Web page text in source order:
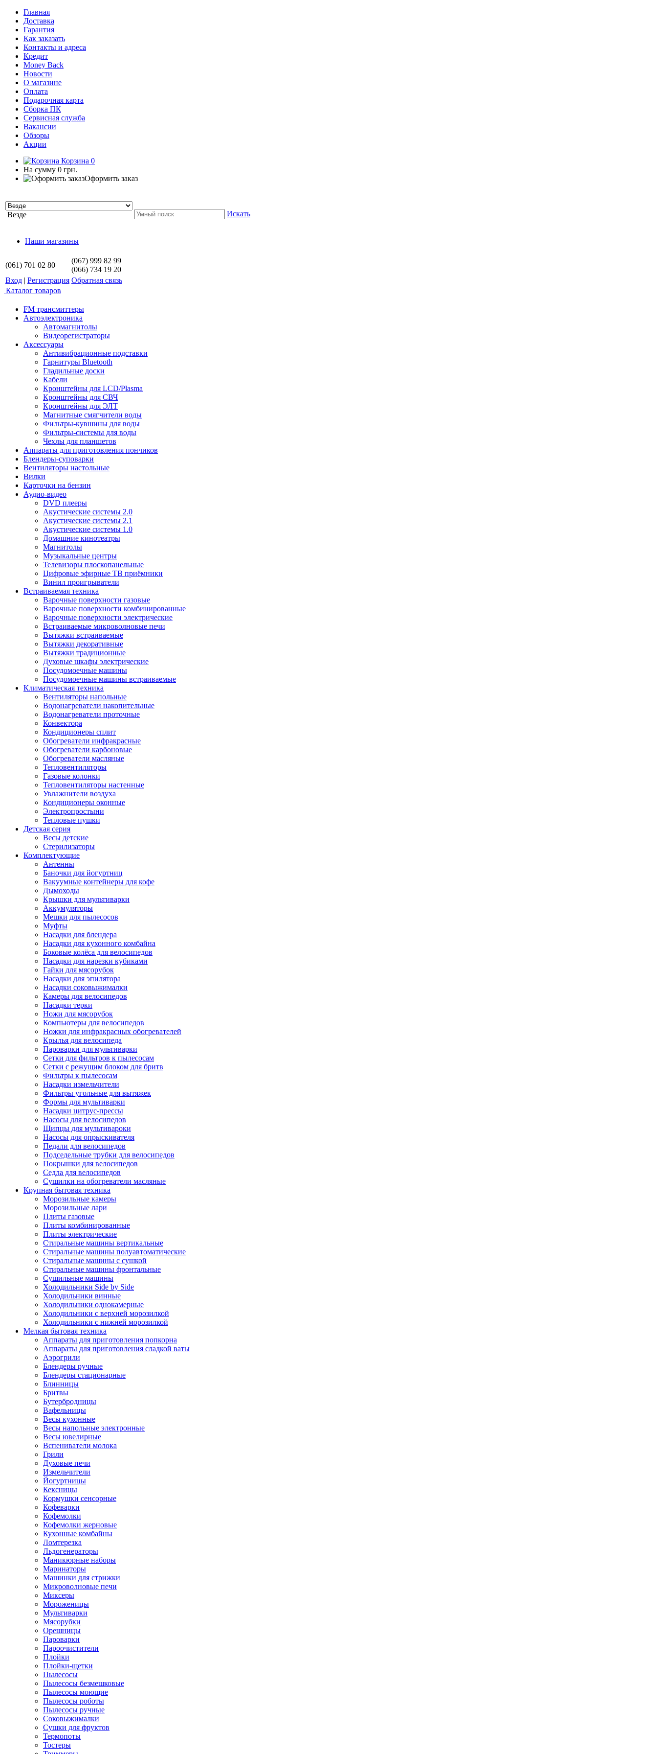
Главная
Доставка
Гарантия
Как заказать
Контакты и адреса
Кредит
Money Back
Новости
О магазине
Оплата
Подарочная карта
Сборка ПК
Сервисная служба
Вакансии
Обзоры
Акции
Корзина 0
На сумму 0 грн.
Оформить заказ
Везде Искать
Наши магазины
(061) 701 02 80
(067) 999 82 99
(066) 734 19 20
Вход | Регистрация Обратная связь
Каталог товаров
FM трансмиттеры
Автоэлектроника
Автомагнитолы
Видеорегистраторы
Аксессуары
Антивибрационные подставки
Гарнитуры Bluetooth
Гладильные доски
Кабели
Кронштейны для LCD/Plasma
Кронштейны для СВЧ
Кронштейны для ЭЛТ
Магнитные смягчители воды
Фильтры-кувшины для воды
Фильтры-системы для воды
Чехлы для планшетов
Аппараты для приготовления пончиков
Блендеры-суповарки
Вентиляторы настольные
Вилки
Карточки на бензин
Аудио-видео
DVD плееры
Акустические системы 2.0
Акустические системы 2.1
Акустические системы 1.0
Домашние кинотеатры
Магнитолы
Музыкальные центры
Телевизоры плоскопанельные
Цифровые эфирные ТВ приёмники
Винил проигрыватели
Встраиваемая техника
Варочные поверхности газовые
Варочные поверхности комбинированные
Варочные поверхности электрические
Встраиваемые микроволновые печи
Вытяжки встраиваемые
Вытяжки декоративные
Вытяжки традиционные
Духовые шкафы электрические
Посудомоечные машины
Посудомоечные машины встраиваемые
Климатическая техника
Вентиляторы напольные
Водонагреватели накопительные
Водонагреватели проточные
Конвектора
Кондиционеры сплит
Обогреватели инфракрасные
Обогреватели карбоновые
Обогреватели масляные
Тепловентиляторы
Газовые колонки
Тепловентиляторы настенные
Увлажнители воздуха
Кондиционеры оконные
Электропростыни
Тепловые пушки
Детская серия
Весы детские
Стерилизаторы
Комплектующие
Антенны
Баночки для йогуртниц
Вакуумные контейнеры для кофе
Дымоходы
Крышки для мультиварки
Аккумуляторы
Мешки для пылесосов
Муфты
Насадки для блендера
Насадки для кухонного комбайна
Боковые колёса для велосипедов
Насадки для нарезки кубиками
Гайки для мясорубок
Насадки для эпилятора
Насадки соковыжималки
Камеры для велосипедов
Насадки терки
Ножи для мясорубок
Компьютеры для велосипедов
Ножки для инфракрасных обогревателей
Крылья для велосипеда
Пароварки для мультиварки
Сетки для фильтров к пылесосам
Сетки с режущим блоком для бритв
Фильтры к пылесосам
Насадки измельчители
Фильтры угольные для вытяжек
Формы для мультиварки
Насадки цитрус-прессы
Насосы для велосипедов
Щипцы для мультивароки
Насосы для опрыскивателя
Педали для велосипедов
Подседельные трубки для велосипедов
Покрышки для велосипедов
Седла для велосипедов
Сушилки на обогреватели масляные
Крупная бытовая техника
Морозильные камеры
Морозильные лари
Плиты газовые
Плиты комбинированные
Плиты электрические
Стиральные машины вертикальные
Стиральные машины полуавтоматические
Стиральные машины с сушкой
Стиральные машины фронтальные
Сушильные машины
Холодильники Side by Side
Холодильники винные
Холодильники однокамерные
Холодильники с верхней морозилкой
Холодильники с нижней морозилкой
Мелкая бытовая техника
Аппараты для приготовления попкорна
Аппараты для приготовления сладкой ваты
Аэрогрили
Блендеры ручные
Блендеры стационарные
Блинницы
Бритвы
Бутербродницы
Вафельницы
Весы кухонные
Весы напольные электронные
Весы ювелирные
Вспениватели молока
Грили
Духовые печи
Измельчители
Йогуртницы
Кексницы
Кормушки сенсорные
Кофеварки
Кофемолки
Кофемолки жерновые
Кухонные комбайны
Ломтерезка
Льдогенераторы
Маникюрные наборы
Маринаторы
Машинки для стрижки
Микроволновые печи
Миксеры
Мороженицы
Мультиварки
Мясорубки
Орешницы
Пароварки
Пароочистители
Плойки
Плойки-щетки
Пылесосы
Пылесосы безмешковые
Пылесосы моющие
Пылесосы роботы
Пылесосы ручные
Соковыжималки
Сушки для фруктов
Термопоты
Тостеры